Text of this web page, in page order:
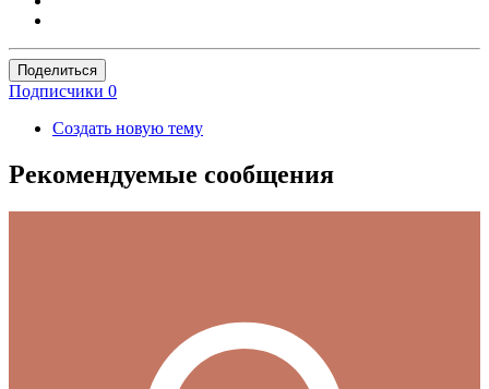
Поделиться
Подписчики 0
Создать новую тему
Рекомендуемые сообщения